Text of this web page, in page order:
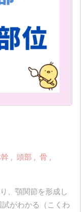
, 頭部 , 骨 ,
、顎関節を形成し
がわかる（こくわ